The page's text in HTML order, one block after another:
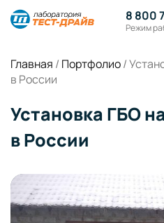
8 800
Режим
Главная / Портфолио/
в России
Установка ГБО
в России